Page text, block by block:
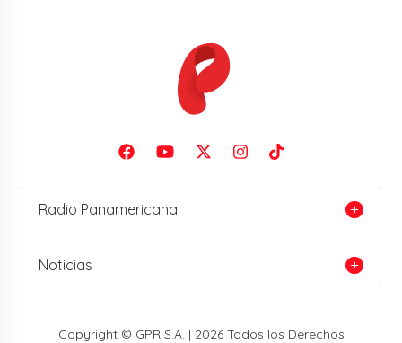
Radio Panamericana
Noticias
Copyright © GPR S.A. | 2026 Todos los Derechos